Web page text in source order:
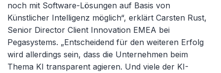
noch mit Software-Lösungen auf Basis von
Künstlicher Intelligenz möglich“, erklärt Carsten Rust,
Senior Director Client Innovation EMEA bei
Pegasystems. „Entscheidend für den weiteren Erfolg
wird allerdings sein, dass die Unternehmen beim
Thema KI transparent agieren. Und viele der KI-